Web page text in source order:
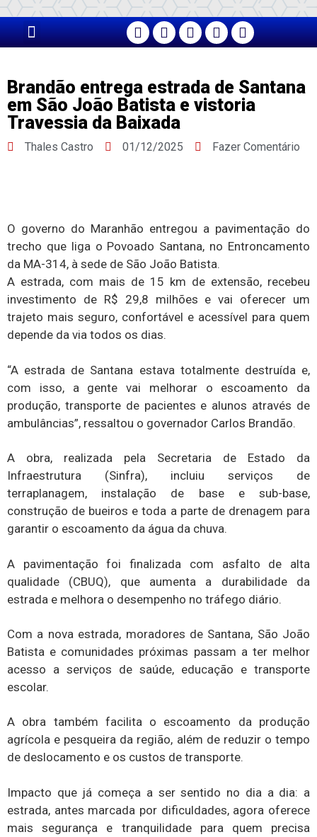
Brandão entrega estrada de Santana
em São João Batista e vistoria
Travessia da Baixada
Thales Castro 01/12/2025 Fazer Comentário
O governo do Maranhão entregou a pavimentação do
trecho que liga o Povoado Santana, no Entroncamento
da MA-314, à sede de São João Batista.
A estrada, com mais de 15 km de extensão, recebeu
investimento de R$ 29,8 milhões e vai oferecer um
trajeto mais seguro, confortável e acessível para quem
depende da via todos os dias.
“A estrada de Santana estava totalmente destruída e,
com isso, a gente vai melhorar o escoamento da
produção, transporte de pacientes e alunos através de
ambulâncias”, ressaltou o governador Carlos Brandão.
A obra, realizada pela Secretaria de Estado da
Infraestrutura (Sinfra), incluiu serviços de
terraplanagem, instalação de base e sub-base,
construção de bueiros e toda a parte de drenagem para
garantir o escoamento da água da chuva.
A pavimentação foi finalizada com asfalto de alta
qualidade (CBUQ), que aumenta a durabilidade da
estrada e melhora o desempenho no tráfego diário.
Com a nova estrada, moradores de Santana, São João
Batista e comunidades próximas passam a ter melhor
acesso a serviços de saúde, educação e transporte
escolar.
A obra também facilita o escoamento da produção
agrícola e pesqueira da região, além de reduzir o tempo
de deslocamento e os custos de transporte.
Impacto que já começa a ser sentido no dia a dia: a
estrada, antes marcada por dificuldades, agora oferece
mais segurança e tranquilidade para quem precisa